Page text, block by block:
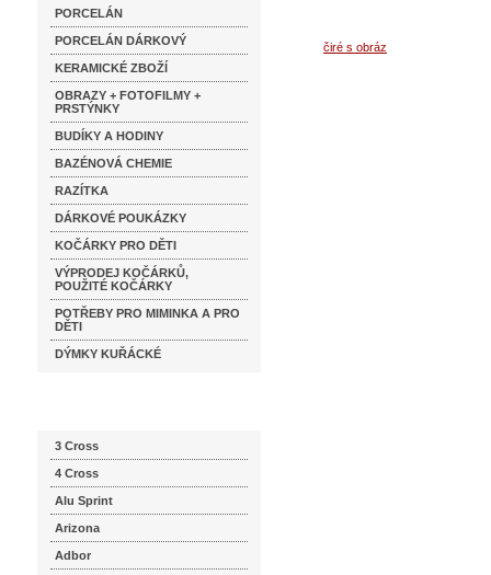
PORCELÁN
PORCELÁN DÁRKOVÝ
KERAMICKÉ ZBOŽÍ
OBRAZY + FOTOFILMY +
PRSTÝNKY
BUDÍKY A HODINY
BAZÉNOVÁ CHEMIE
RAZÍTKA
DÁRKOVÉ POUKÁZKY
KOČÁRKY PRO DĚTI
VÝPRODEJ KOČÁRKŮ,
POUŽITÉ KOČÁRKY
POTŘEBY PRO MIMINKA A PRO
DĚTI
DÝMKY KUŘÁCKÉ
3 Cross
4 Cross
Alu Sprint
Arizona
Adbor